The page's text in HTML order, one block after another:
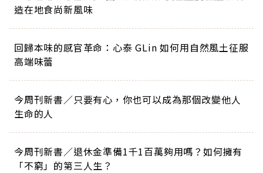
造在地食尚新風味
回歸本味的感官革命：心泰 GLin 如何用自然風土征服
高端味蕾
今周刊新書／只要有心，你也可以成為那個改變他人
生命的人
今周刊新書／退休金準備1千1百萬夠用嗎？如何擁有
「不窮」的第三人生？